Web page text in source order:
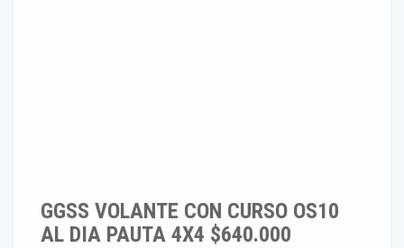
GGSS VOLANTE CON CURSO OS10
AL DIA PAUTA 4X4 $640.000